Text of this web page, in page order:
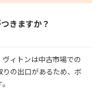
きますか？
ィトンは中古市場での
の出口があるため、ボ